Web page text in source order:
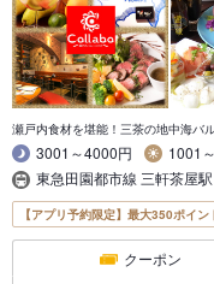
瀬戸内食材を堪能！三茶の地中海バ
3001～4000円
1001
東急田園都市線 三軒茶屋
【アプリ予約限定】最大350ポイ
クーポン